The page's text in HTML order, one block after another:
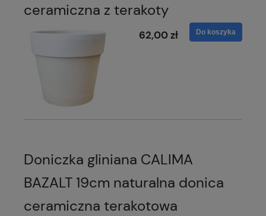
ceramiczna z terakoty
62,00 zł Do koszyka
Doniczka gliniana CALIMA
BAZALT 19cm naturalna donica
ceramiczna terakotowa